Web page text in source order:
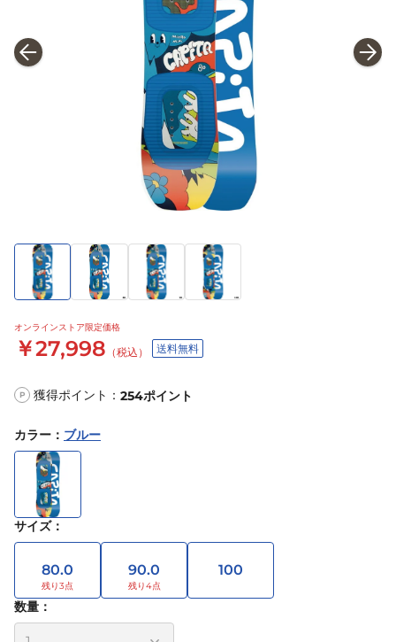
オンラインストア限定価格
￥27,998 （税込） 送料無料
P 獲得ポイント： 254ポイント
カラー ： ブルー
サイズ：
80.0 90.0 100
数量：